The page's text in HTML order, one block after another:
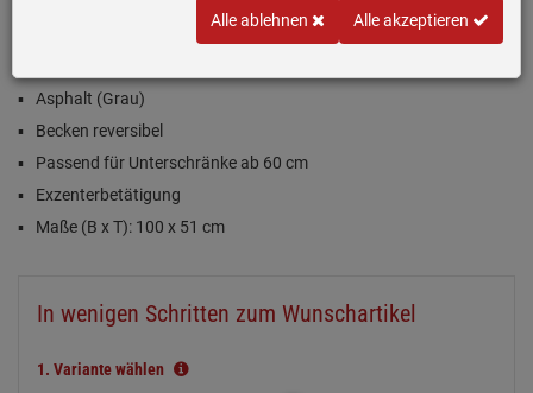
Einloggen und Bewertung schreiben
Inklusive 5 Jahre Garantie
Asphalt (Grau)
Becken reversibel
Passend für Unterschränke ab 60 cm
Exzenterbetätigung
Maße (B x T): 100 x 51 cm
In wenigen Schritten zum Wunschartikel
1. Variante wählen
Alle ablehnen Alle akzeptieren